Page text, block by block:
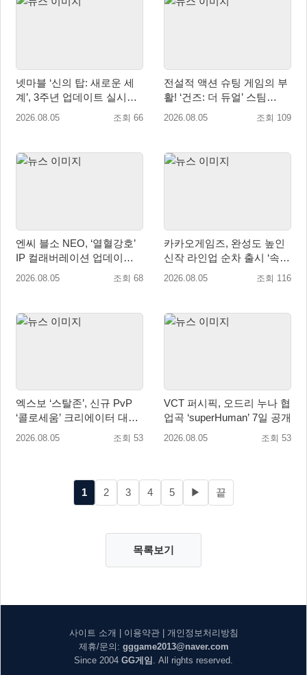
넷마블 ‘신의 탑: 새로운 세
계’, 3주년 업데이트 실시…
신규 가주 ‘연 이랑’ 등장
2026.08.05 조회 66
전설적 액션 슈팅 게임의 부
활! ‘건즈: 더 듀얼’ 스팀
(Steam) 8월 14일 정식 오픈
2026.08.05 조회 109
엔씨 블소 NEO, ‘열혈강호’
IP 컬래버레이션 업데이트
사전예약 시작
2026.08.05 조회 68
카카오게임즈, 완성도 높인
신작 라인업 순차 출시 ‘속
도’
2026.08.05 조회 116
엑스보 ‘스탈존’, 신규 PvP
‘콜로세움’ 크리에이터 대회
개최
2026.08.05 조회 53
VCT 퍼시픽, 오드리 누나 협
업곡 ‘superHuman’ 7일 공개
2026.08.05 조회 53
1 2 3 4 5 ▶ 끝
목록보기
사이트 소개 이용약관| 개인정보처리방침
제휴/문의: gggame2013@naver.com
Since 2004 GG게임 . All rights reserved.